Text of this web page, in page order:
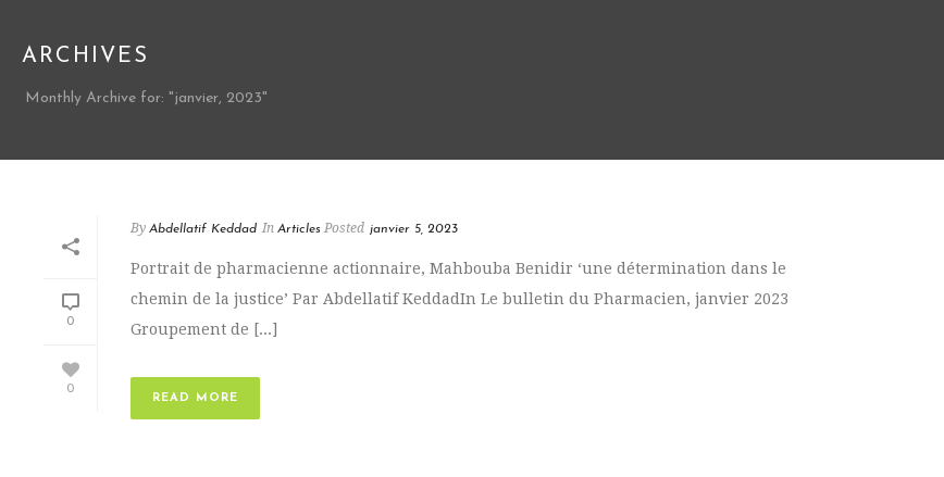
ARCHIVES
Monthly Archive for: "janvier, 2023"
0
0
By Abdellatif Keddad In Articles Posted janvier 5, 2023
Portrait de pharmacienne actionnaire, Mahbouba Benidir ‘une détermination dans le
chemin de la justice’ Par Abdellatif KeddadIn Le bulletin du Pharmacien, janvier 2023
Groupement de [...]
READ MORE